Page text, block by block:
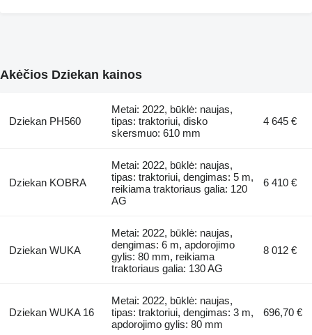
Akėčios Dziekan kainos
Dziekan PH560
Metai: 2022, būklė: naujas,
tipas: traktoriui, disko
skersmuo: 610 mm
4 645 €
Dziekan KOBRA
Metai: 2022, būklė: naujas,
tipas: traktoriui, dengimas: 5 m,
reikiama traktoriaus galia: 120
AG
6 410 €
Dziekan WUKA
Metai: 2022, būklė: naujas,
dengimas: 6 m, apdorojimo
gylis: 80 mm, reikiama
traktoriaus galia: 130 AG
8 012 €
Dziekan WUKA 16
Metai: 2022, būklė: naujas,
tipas: traktoriui, dengimas: 3 m,
apdorojimo gylis: 80 mm
696,70 €